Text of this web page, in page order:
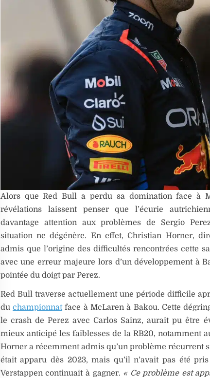
Alors que Red Bull a perdu sa domination face à
révélations laissent penser que l’écurie
davantage attention aux problèmes de Sergio
situation ne dégénère. En effet, Christian Horner,
admis que l’origine des difficultés rencontrées cette
avec une erreur majeure lors d’un développement à
pointée du doigt par Perez.
Red Bull traverse actuellement une période difficile
duchampionnatface à McLaren à Bakou. Cette
le crash de Perez avec Carlos Sainz, aurait pu être
mieux anticipé les faiblesses de la RB20, notamment
Horner a récemment admis qu’un problème récurrent
était apparu dès 2023, mais qu’il n’avait pas été
Verstappen continuait à gagner. « Ce problème est